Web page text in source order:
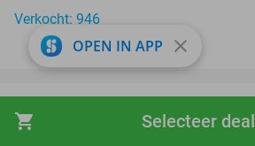
shopping_cart Selecteer deal
Verkocht: 946
Ontbijt + evt. strandbedje bij
OPEN IN APP close